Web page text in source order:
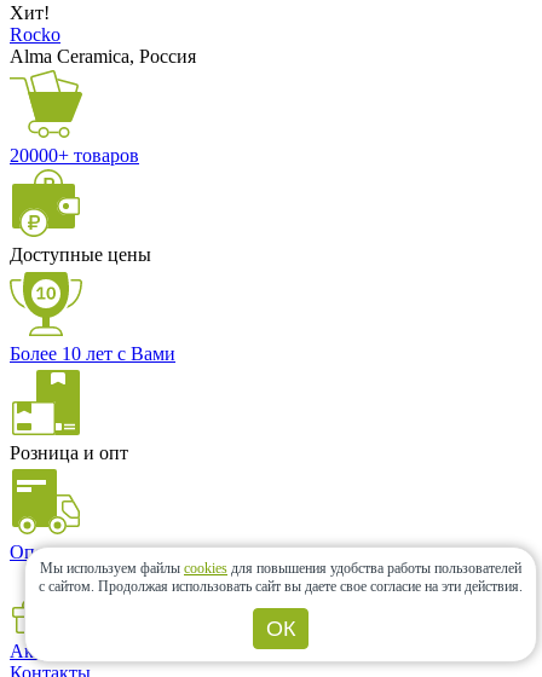
Хит!
Rocko
Alma Ceramica, Россия
20000+ товаров
Доступные цены
Более 10 лет с Вами
Розница и опт
Оперативная доставка
Акции и скидки
Мы используем файлы cookies для повышения удобства работы пользователей
с сайтом. Продолжая использовать сайт вы даете свое согласие на эти действия.
ОК